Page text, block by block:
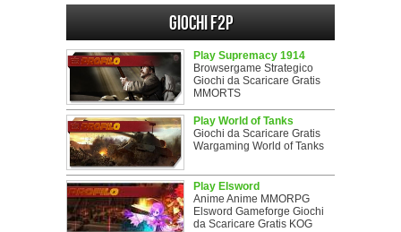
Giochi F2P
Play Supremacy 1914
Browsergame Strategico
Giochi da Scaricare Gratis
MMORTS
Play World of Tanks
Giochi da Scaricare Gratis
Wargaming World of Tanks
Play Elsword
Anime Anime MMORPG
Elsword Gameforge Giochi
da Scaricare Gratis KOG